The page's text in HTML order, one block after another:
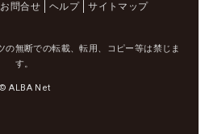
お問合せ ヘルプ サイトマップ
の無断での転載、転用、コピー等は禁じま
す。
© ALBA Net